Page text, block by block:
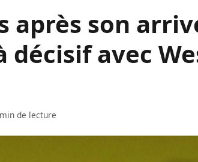
après son
décisif avec
de lecture